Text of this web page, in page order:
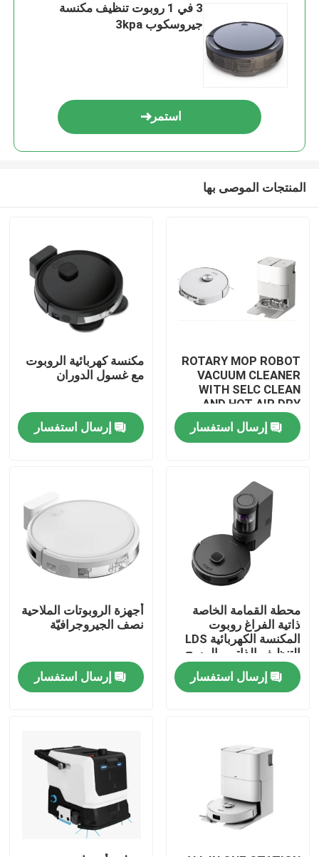
بيت
منتجات
أشرطة فيديو
معلومات عنا
جولة في المعمل
رقابة جودة
الروبوت مكنسة كهربائية
منظف ​​نوافذ الروبوت
3 في 1 روبوت تنظيف مكنسة
جيروسكوب 3kpa
استمر
المنتجات الموصى بها
ROTARY MOP ROBOT
VACUUM CLEANER
WITH SELC CLEAN
AND HOT AIR DRY
MOP
إرسال استفسار
مكنسة كهربائية الروبوت
مع غسول الدوران
إرسال استفسار
محطة القمامة الخاصة
ذاتية الفراغ روبوت
المكنسة الكهربائية LDS
التنظيف الذاتي والمسح
إرسال استفسار
أجهزة الروبوتات الملاحية
نصف الجيروجرافيّة
إرسال استفسار